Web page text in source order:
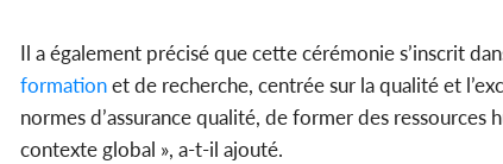
Il a également précisé que cette cérémonie s’inscrit
formationet de recherche, centrée sur la qualité et
normes d’assurance qualité, de former des
contexte global », a-t-il ajouté.